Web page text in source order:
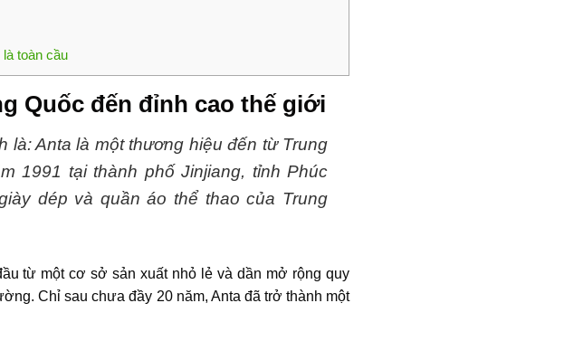
toàn cầu
Quốc đến đỉnh cao thế giới
là: Anta là một thương hiệu đến từ Trung
1991 tại thành phố Jinjiang, tỉnh Phúc
dép và quần áo thể thao của Trung
từ một cơ sở sản xuất nhỏ lẻ và dần mở rộng quy
Chỉ sau chưa đầy 20 năm, Anta đã trở thành một